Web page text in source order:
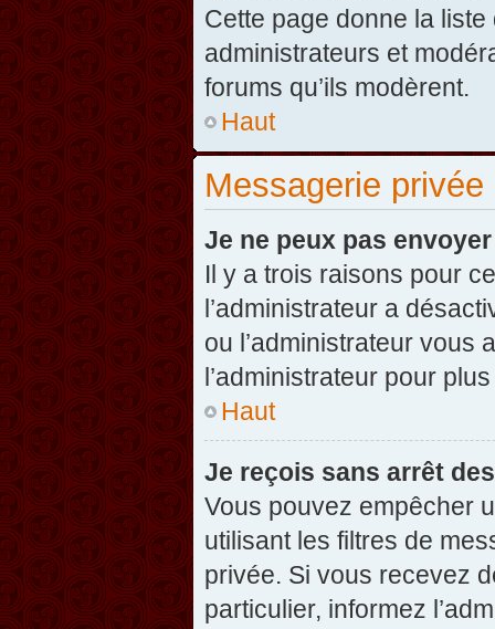
Cette page donne la
administrateurs et
forums qu’ils modèrent.
Haut
Messagerie privée
Je ne peux pas
Il y a trois raisons pour
l’administrateur a
ou l’administrateur vous
l’administrateur pour
Haut
Je reçois sans arrêt
Vous pouvez empêcher
utilisant les filtres de
privée. Si vous recevez
particulier, informez